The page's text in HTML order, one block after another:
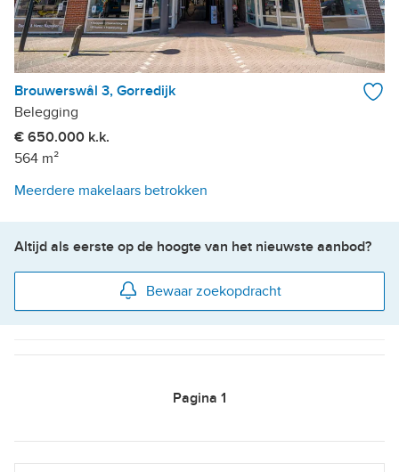
Brouwerswâl 3, Gorredijk
Belegging
€ 650.000 k.k.
564 m²
Meerdere makelaars betrokken
Altijd als eerste op de hoogte van het nieuwste aanbod?
Bewaar zoekopdracht
Pagina 1